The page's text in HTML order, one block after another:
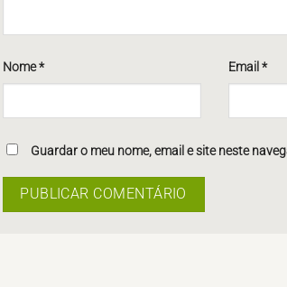
Nome* Email *
Guardar o meu nome, email e site neste